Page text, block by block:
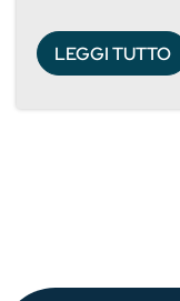
LEGGI TUTTO